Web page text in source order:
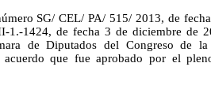
SG/ CEL/ PA/ 515/ 2013, de
1.-1424, de fecha 3 de diciembre de
de Diputados del Congreso de
que fue aprobado por el